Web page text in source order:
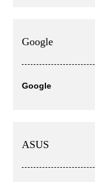
Google
Google
ASUS